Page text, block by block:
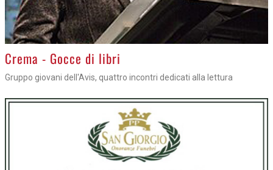
Crema - Gocce di libri
Gruppo giovani dell'Avis, quattro incontri dedicati alla lettura